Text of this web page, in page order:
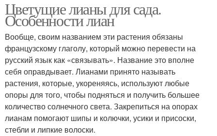
Цветущие лианы для сада.
Особенности лиан
Вообще, своим названием эти растения обязаны
французскому глаголу, который можно перевести на
русский язык как «связывать». Название это вполне
себя оправдывает. Лианами принято называть
растения, которые, укореняясь, используют любые
опоры для того, чтобы подняться и получить большее
количество солнечного света. Закрепиться на опорах
лианам помогают шипы и колючки, усики и присоски,
стебли и липкие волоски.